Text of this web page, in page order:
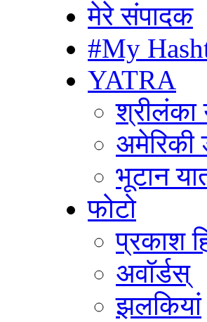
मेरे संपादक
#My
YATRA
श्रीलंका
अमेरिकी
भूटान
फोटो
प्रकाश
अवॉर्डस्
झलकियां